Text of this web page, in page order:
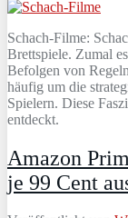
Schach-Filme:
Brettspiele. Zumal
Befolgen von
häufig um die
Spielern. Diese
entdeckt.
Amazon
je 99 Cent